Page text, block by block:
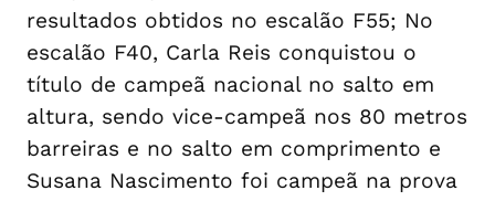
resultados obtidos no escalão F55; No
escalão F40, Carla Reis conquistou o
título de campeã nacional no salto em
altura, sendo vice-campeã nos 80 metros
barreiras e no salto em comprimento e
Susana Nascimento foi campeã na prova